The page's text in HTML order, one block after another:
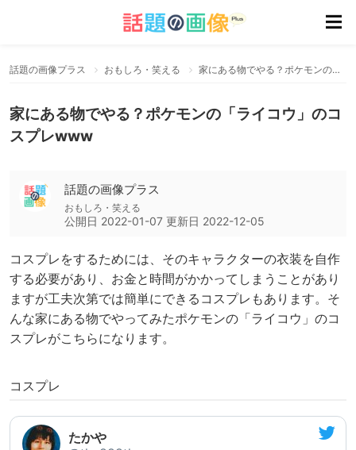
話題の画像プラス おもしろ・笑える 家にある物でやる？ポケモンの「ライコウ」のコスプレwww
家にある物でやる？ポケモンの「ライコウ」のコ
スプレwww
話題の画像プラス
おもしろ・笑える
公開日 2022-01-07 更新日 2022-12-05
コスプレをするためには、そのキャラクターの衣装を自作
する必要があり、お金と時間がかかってしまうことがあり
ますが工夫次第では簡単にできるコスプレもあります。そ
んな家にある物でやってみたポケモンの「ライコウ」のコ
スプレがこちらになります。
コスプレ
たかや